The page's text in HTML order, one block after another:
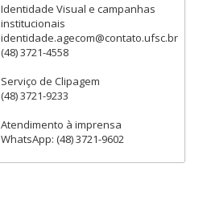
Identidade Visual e campanhas
institucionais
identidade.agecom@contato.ufsc.br
(48) 3721-4558
Serviço de Clipagem
(48) 3721-9233
Atendimento à imprensa
WhatsApp: (48) 3721-9602